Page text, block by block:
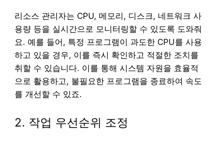
리소스 관리자는 CPU, 메모리, 디스크, 네트워크 사
용량 등을 실시간으로 모니터링할 수 있도록 도와줘
요. 예를 들어, 특정 프로그램이 과도한 CPU를 사용
하고 있을 경우, 이를 즉시 확인하고 적절한 조치를
취할 수 있습니다. 이를 통해 시스템 자원을 효율적
으로 활용하고, 불필요한 프로그램을 종료하여 속도
를 개선할 수 있죠.
2. 작업 우선순위 조정